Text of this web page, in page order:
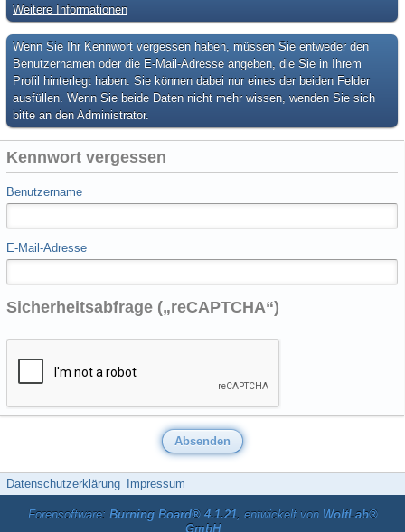
Weitere Informationen
Wenn Sie Ihr Kennwort vergessen haben, müssen Sie entweder den
Benutzernamen oder die E-Mail-Adresse angeben, die Sie in Ihrem
Profil hinterlegt haben. Sie können dabei nur eines der beiden Felder
ausfüllen. Wenn Sie beide Daten nicht mehr wissen, wenden Sie sich
bitte an den Administrator.
Kennwort vergessen
Benutzername
E-Mail-Adresse
Sicherheitsabfrage („reCAPTCHA“)
Datenschutzerklärung Impressum
Forensoftware: Burning Board® 4.1.21, entwickelt von WoltLab®
GmbH